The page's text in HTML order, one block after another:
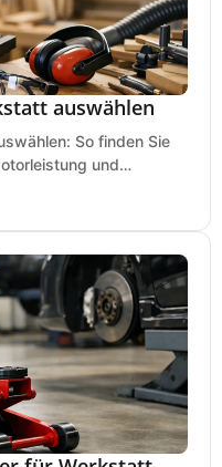
auswählen
So finden Sie
und